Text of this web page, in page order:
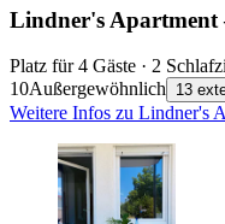
Lindner's Apartment
Platz für 4 Gäste · 2
10Außergewöhnlich 13
Weitere Infos zu Lindner's